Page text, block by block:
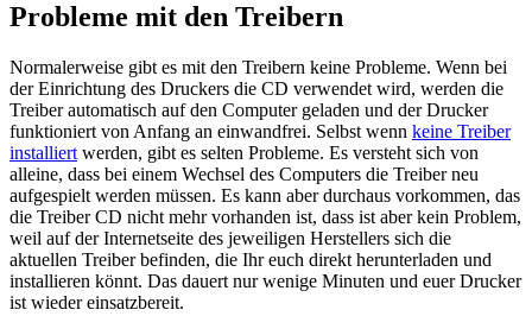
Probleme mit den Treibern
Normalerweise gibt es mit den Treibern keine Probleme. Wenn bei
der Einrichtung des Druckers die CD verwendet wird, werden die
Treiber automatisch auf den Computer geladen und der Drucker
funktioniert von Anfang an einwandfrei. Selbst wenn keine Treiber
installiert werden, gibt es selten Probleme. Es versteht sich von
alleine, dass bei einem Wechsel des Computers die Treiber neu
aufgespielt werden müssen. Es kann aber durchaus vorkommen, das
die Treiber CD nicht mehr vorhanden ist, dass ist aber kein Problem,
weil auf der Internetseite des jeweiligen Herstellers sich die
aktuellen Treiber befinden, die Ihr euch direkt herunterladen und
installieren könnt. Das dauert nur wenige Minuten und euer Drucker
ist wieder einsatzbereit.